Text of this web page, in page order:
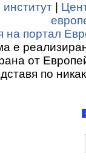
на портал
е
от
по